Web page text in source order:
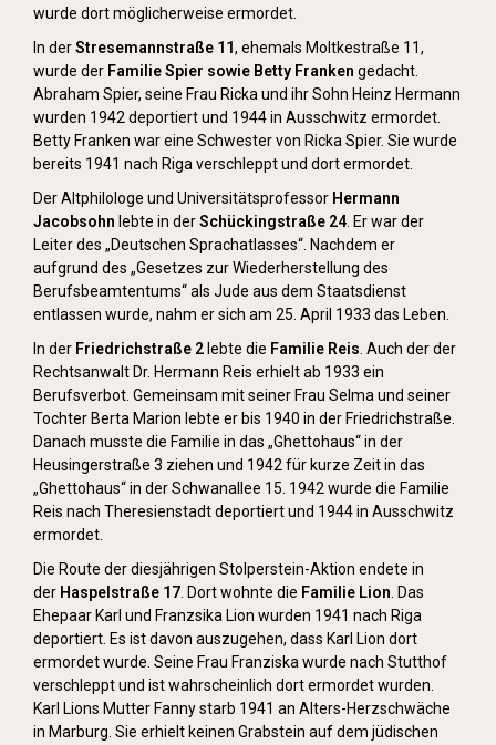
wurde dort möglicherweise ermordet.
In derStresemannstraße 11, ehemals Moltkestraße 11,
wurde der Familie Spier sowie Betty Franken gedacht.
Abraham Spier, seine Frau Ricka und ihr Sohn Heinz Hermann
wurden 1942 deportiert und 1944 in Ausschwitz ermordet.
Betty Franken war eine Schwester von Ricka Spier. Sie wurde
bereits 1941 nach Riga verschleppt und dort ermordet.
Der Altphilologe und Universitätsprofessor Hermann
Jacobsohn lebte in derSchückingstraße 24 . Er war der
Leiter des „Deutschen Sprachatlasses“. Nachdem er
aufgrund des „Gesetzes zur Wiederherstellung des
Berufsbeamtentums“ als Jude aus dem Staatsdienst
entlassen wurde, nahm er sich am 25. April 1933 das Leben.
In der Friedrichstraße 2 lebte die Familie Reis . Auch der der
Rechtsanwalt Dr. Hermann Reis erhielt ab 1933 ein
Berufsverbot. Gemeinsam mit seiner Frau Selma und seiner
Tochter Berta Marion lebte er bis 1940 in der Friedrichstraße.
Danach musste die Familie in das „Ghettohaus“ in der
Heusingerstraße 3 ziehen und 1942 für kurze Zeit in das
„Ghettohaus“ in der Schwanallee 15. 1942 wurde die Familie
Reis nach Theresienstadt deportiert und 1944 in Ausschwitz
ermordet.
Die Route der diesjährigen Stolperstein-Aktion endete in
der Haspelstraße 17 . Dort wohnte die Familie Lion . Das
Ehepaar Karl und Franzsika Lion wurden 1941 nach Riga
deportiert. Es ist davon auszugehen, dass Karl Lion dort
ermordet wurde. Seine Frau Franziska wurde nach Stutthof
verschleppt und ist wahrscheinlich dort ermordet wurden.
Karl Lions Mutter Fanny starb 1941 an Alters-Herzschwäche
in Marburg. Sie erhielt keinen Grabstein auf dem jüdischen